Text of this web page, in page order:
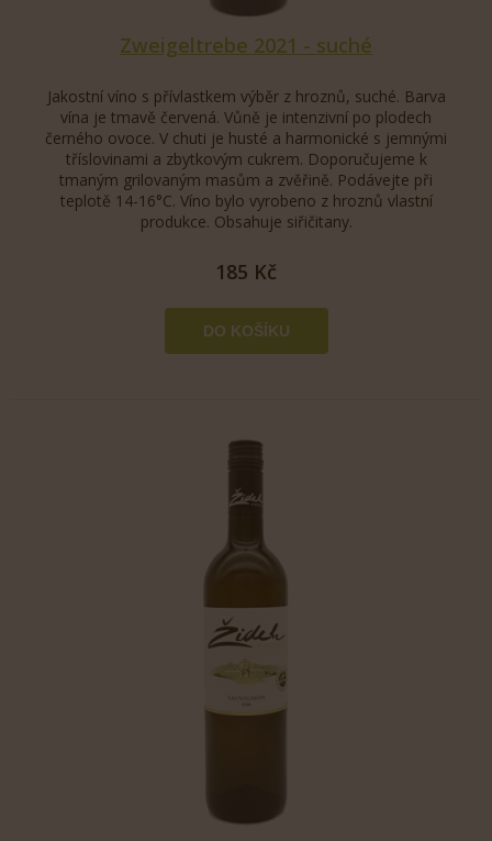
Zweigeltrebe 2021 - suché
Jakostní víno s přívlastkem výběr z hroznů, suché. Barva
vína je tmavě červená. Vůně je intenzivní po plodech
černého ovoce. V chuti je husté a harmonické s jemnými
tříslovinami a zbytkovým cukrem. Doporučujeme k
tmaným grilovaným masům a zvěřině. Podávejte při
teplotě 14-16°C. Víno bylo vyrobeno z hroznů vlastní
produkce. Obsahuje siřičitany.
185 Kč